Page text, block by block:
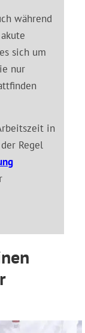
während
sich um
nur
in
Regel